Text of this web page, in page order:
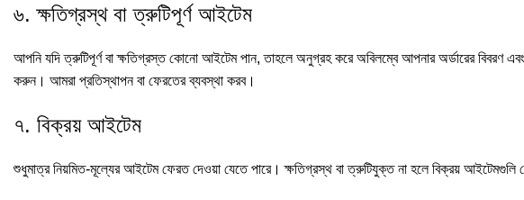
৬. ক্ষতিগ্রস্থ বা ত্রুটিপূর্ণ আইটেম
আপনি যদি ত্রুটিপূর্ণ বা ক্ষতিগ্রস্ত কোনো আইটেম পান, তাহলে অনুগ্রহ করে অবিলম্বে আপনার অর্ডারের
করুন। আমরা প্রতিস্থাপন বা ফেরতের ব্যবস্থা করব।
৭. বিক্রয় আইটেম
শুধুমাত্র নিয়মিত-মূল্যের আইটেম ফেরত দেওয়া যেতে পারে। ক্ষতিগ্রস্থ বা ত্রুটিযুক্ত না হলে বিক্রয়